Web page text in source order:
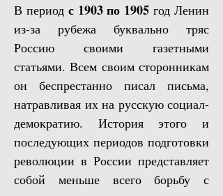
В период с 1903 по 1905год Ленин
из-за рубежа буквально тряс
Россию своими газетными
статьями. Всем своим сторонникам
он беспрестанно писал письма,
натравливая их на русскую социал-
демократию. История этого и
последующих периодов подготовки
революции в России представляет
собой меньше всего борьбу с